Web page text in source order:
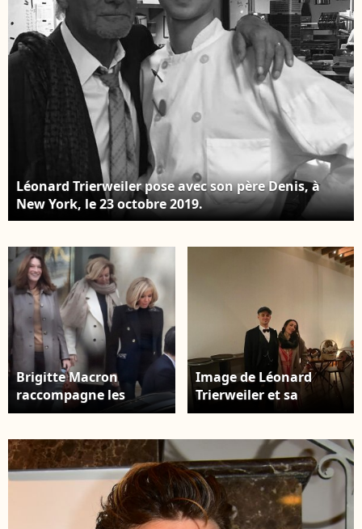
Léonard Trierweiler pose avec son père Denis, à
New York, le 23 octobre 2019.
Brigitte Macron
raccompagne les
anciennes premières
Sarkozy et Valérie
Trierweiler après un
déjeuner au palais de
l'Elysée à Paris le 24
janvier 2019.
Image de Léonard
Trierweiler et sa
femme Jenny à New